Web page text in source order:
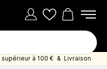
à 100 € & Livraison